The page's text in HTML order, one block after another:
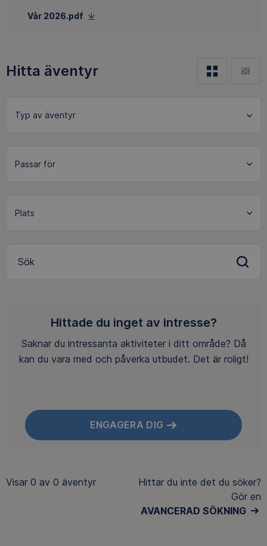
Vår 2026.pdf
Hitta äventyr
Sök
Hittade du inget av intresse?
Saknar du intressanta aktiviteter i ditt område? Då
kan du vara med och påverka utbudet. Det är roligt!
ENGAGERA DIG
Visar 0 av 0 äventyr
Hittar du inte det du söker?
Gör en
AVANCERAD SÖKNING